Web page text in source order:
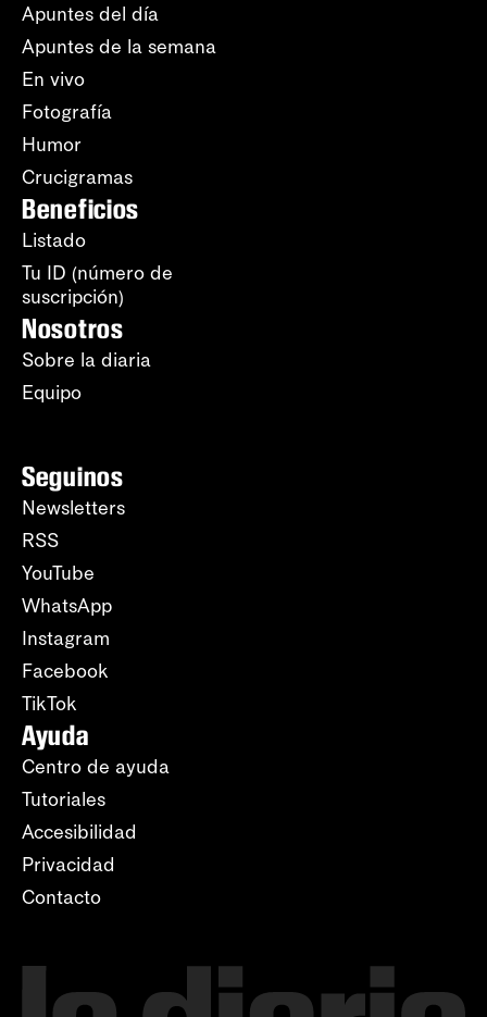
Apuntes del día
Apuntes de la semana
En vivo
Fotografía
Humor
Crucigramas
Beneficios
Listado
Tu ID (número de
suscripción)
Nosotros
Sobre la diaria
Equipo
Seguinos
Newsletters
RSS
YouTube
WhatsApp
Instagram
Facebook
TikTok
Ayuda
Centro de ayuda
Tutoriales
Accesibilidad
Privacidad
Contacto